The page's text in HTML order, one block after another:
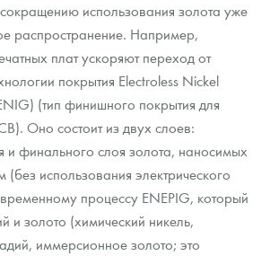
использования золота уже
распространение. Например,
плат ускоряют переход от
покрытия Electroless Nickel
(тип финишного покрытия для
Оно состоит из двух слоев:
и финального слоя золота, наносимых
(без использования электрического
процессу ENEPIG, который
и золото (химический никель,
иммерсионное золото; это